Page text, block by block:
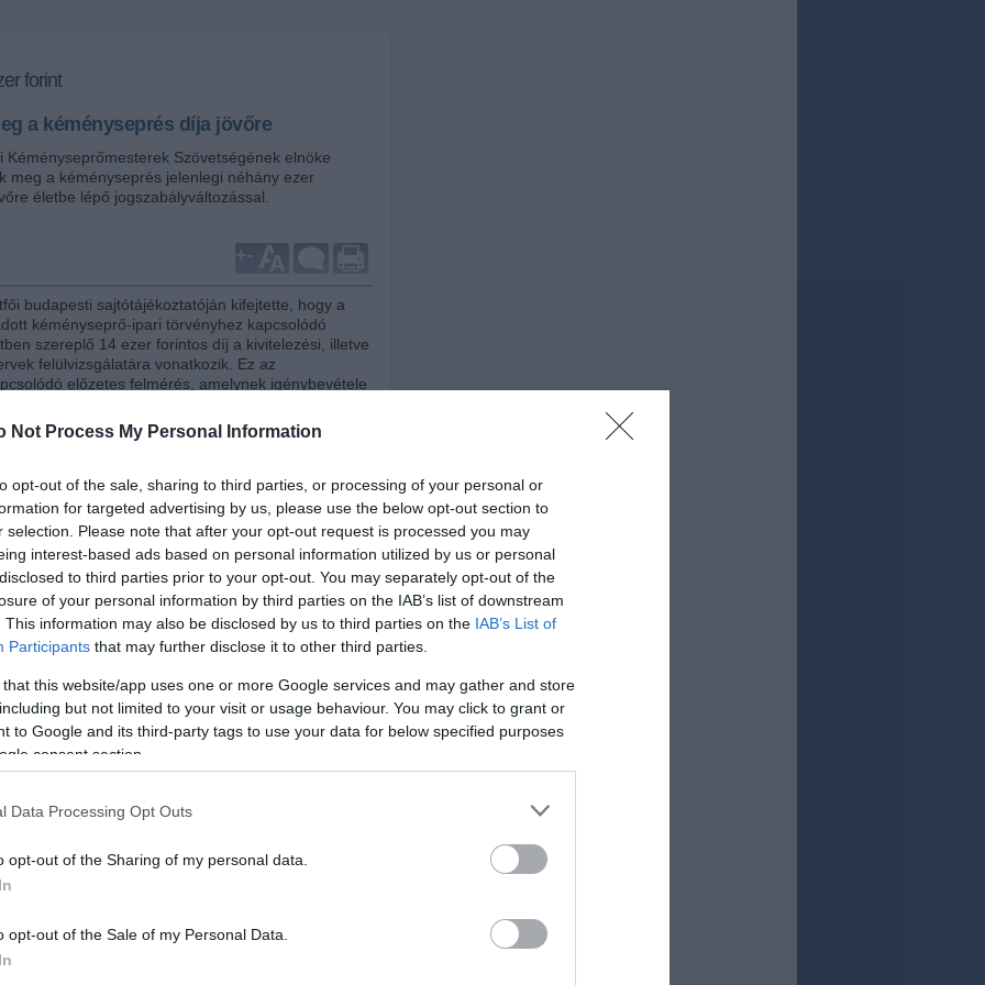
Not Process My Personal Information
opt-out of the sale, sharing to third parties, or processing of your personal or
for targeted advertising by us, please use the below opt-out section to
selection. Please note that after your opt-out request is processed you may
interest-based ads based on personal information utilized by us or personal
to third parties prior to your opt-out. You may separately opt-out of the
of your personal information by third parties on the IAB’s list of downstream
This information may also be disclosed by us to third parties on the IAB’s List of
Participants that may further disclose it to other third parties.
that this website/app uses one or more Google services and may gather and store
but not limited to your visit or usage behaviour. You may click to grant or
to Google and its third-party tags to use your data for below specified purposes
consent section.
Data Processing Opt Outs
opt-out of the Sharing of my personal data.
opt-out of the Sale of my Personal Data.
forint
a kéményseprés díja jövőre
Kéményseprőmesterek Szövetségének elnöke
meg a kéményseprés jelenlegi néhány ezer
életbe lépő jogszabályváltozással.
+-
budapesti sajtótájékoztatóján kifejtette, hogy a
kéményseprő-ipari törvényhez kapcsolódó
szereplő 14 ezer forintos díj a kivitelezési, illetve
felülvizsgálatára vonatkozik. Ez az
előzetes felmérés, amelynek igénybevétele
illetve a kéményseprők napi munkájához.
100-150 szén-monoxid-mérgezés történik az
30-40 eset halálos. A kémények és
rendszeres, szakszerű ellenőrzésével azonban
a tragédiák. Leikauf Tibor elmondta, hogy
mintegy 60 kisebb-nagyobb vállalkozás végzi a
kémény ellenőrzését, tisztítását a települési,
megbízásából.
jén életbe lépő jogszabály-változással a
közszolgáltatás ellátási kötelezettségét a
önkormányzatai veszik át. Hozzátette, hogy a
tevékenységek is megjelennek a kéményseprő-ipari
a biztonság és a környezetvédelem érdekében,
azonban jövőre még nem, hanem várhatóan csak
életbe. ( Az új jogszabály a kéményseprőipar
felhívta a figyelmet, hogy a kéményeket általában
ellenőrizni, azonban ha valaki például
a lakásában, konyhai szagelszívót, vagy egyéb
is át kell nézetni a rendszert. Hozzátette, hogy a
mellett a tüzelőberendezések karbantartását